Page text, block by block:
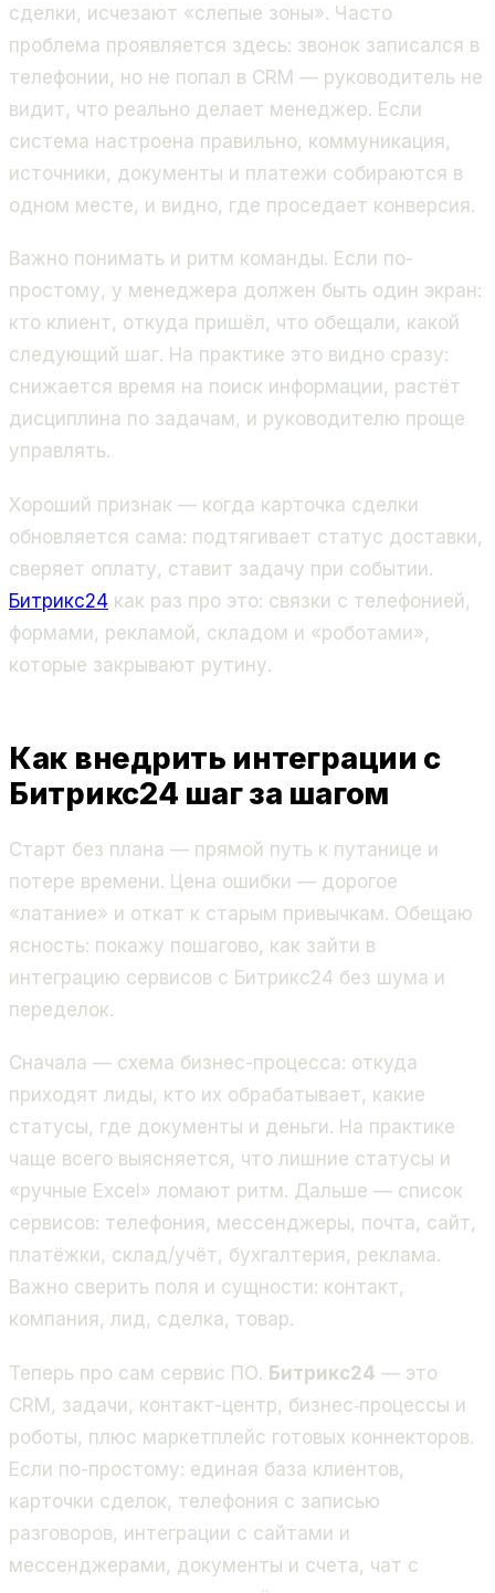
сделки, исчезают «слепые зоны». Часто
проблема проявляется здесь: звонок записался в
телефонии, но не попал в CRM — руководитель не
видит, что реально делает менеджер. Если
система настроена правильно, коммуникация,
источники, документы и платежи собираются в
одном месте, и видно, где проседает конверсия.
Важно понимать и ритм команды. Если по-
простому, у менеджера должен быть один экран:
кто клиент, откуда пришёл, что обещали, какой
следующий шаг. На практике это видно сразу:
снижается время на поиск информации, растёт
дисциплина по задачам, и руководителю проще
управлять.
Хороший признак — когда карточка сделки
обновляется сама: подтягивает статус доставки,
сверяет оплату, ставит задачу при событии.
Битрикс24 как раз про это: связки с телефонией,
формами, рекламой, складом и «роботами»,
которые закрывают рутину.
Как внедрить интеграции с
Битрикс24 шаг за шагом
Старт без плана — прямой путь к путанице и
потере времени. Цена ошибки — дорогое
«латание» и откат к старым привычкам. Обещаю
ясность: покажу пошагово, как зайти в
интеграцию сервисов с Битрикс24 без шума и
переделок.
Сначала — схема бизнес-процесса: откуда
приходят лиды, кто их обрабатывает, какие
статусы, где документы и деньги. На практике
чаще всего выясняется, что лишние статусы и
«ручные Excel» ломают ритм. Дальше — список
сервисов: телефония, мессенджеры, почта, сайт,
платёжки, склад/учёт, бухгалтерия, реклама.
Важно сверить поля и сущности: контакт,
компания, лид, сделка, товар.
Теперь про сам сервис ПО. Битрикс24 — это
CRM, задачи, контакт-центр, бизнес‑процессы и
роботы, плюс маркетплейс готовых коннекторов.
Если по-простому: единая база клиентов,
карточки сделок, телефония с записью
разговоров, интеграции с сайтами и
мессенджерами, документы и счета, чат с